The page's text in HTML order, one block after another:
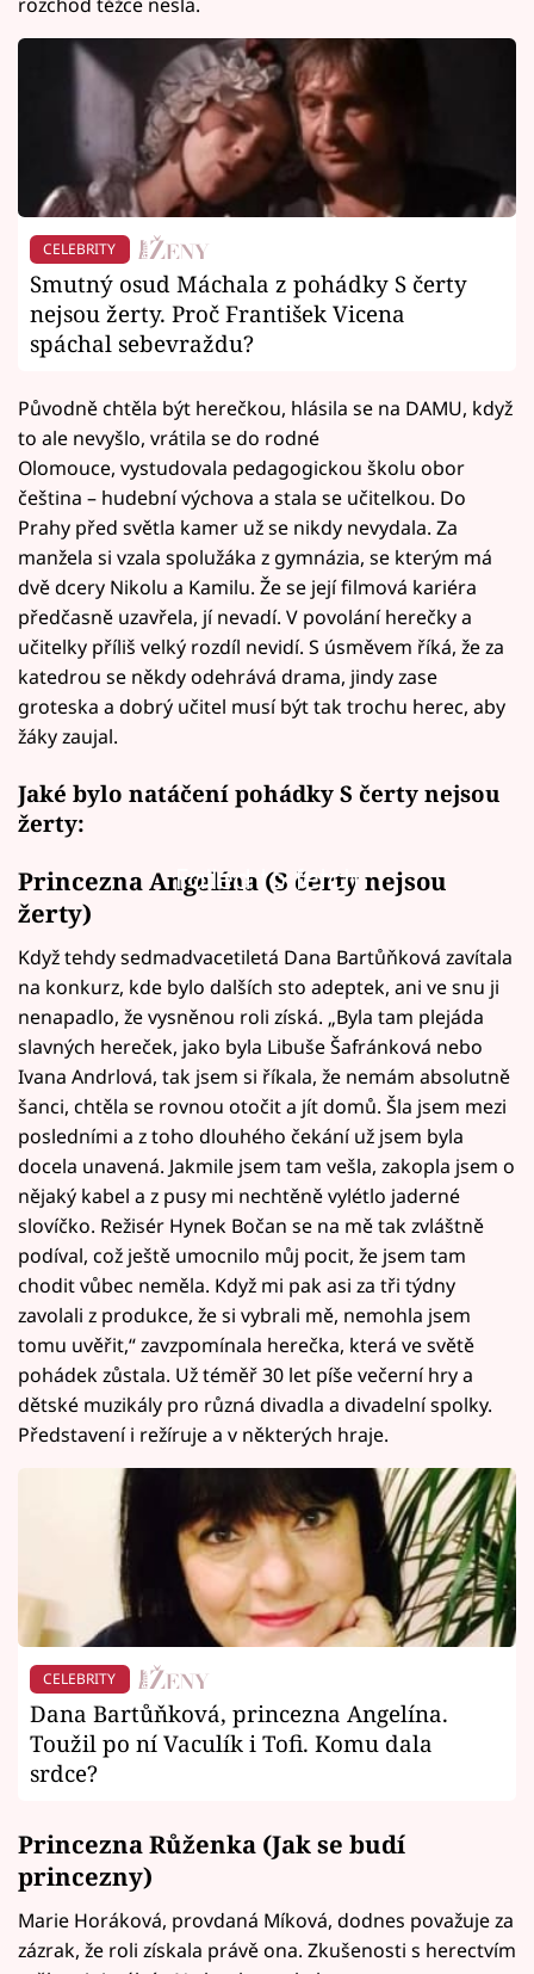
CELEBRITY
Smutný osud Máchala z pohádky S čerty
nejsou žerty. Proč František Vicena
spáchal sebevraždu?
Původně chtěla být herečkou, hlásila se na DAMU, když
to ale nevyšlo, vrátila se do rodné
Olomouce, vystudovala pedagogickou školu obor
čeština – hudební výchova a stala se učitelkou. Do
Prahy před světla kamer už se nikdy nevydala. Za
manžela si vzala spolužáka z gymnázia, se kterým má
dvě dcery Nikolu a Kamilu. Že se její filmová kariéra
předčasně uzavřela, jí nevadí. V povolání herečky a
učitelky příliš velký rozdíl nevidí. S úsměvem říká, že za
katedrou se někdy odehrává drama, jindy zase
groteska a dobrý učitel musí být tak trochu herec, aby
žáky zaujal.
Jaké bylo natáčení pohádky S čerty nejsou
žerty:
Failed to fetch
Princezna Angelína (S čerty nejsou
žerty)
Když tehdy sedmadvacetiletá Dana Bartůňková zavítala
na konkurz, kde bylo dalších sto adeptek, ani ve snu ji
nenapadlo, že vysněnou roli získá. „Byla tam plejáda
slavných hereček, jako byla Libuše Šafránková nebo
Ivana Andrlová, tak jsem si říkala, že nemám absolutně
šanci, chtěla se rovnou otočit a jít domů. Šla jsem mezi
posledními a z toho dlouhého čekání už jsem byla
docela unavená. Jakmile jsem tam vešla, zakopla jsem o
nějaký kabel a z pusy mi nechtěně vylétlo jaderné
slovíčko. Režisér Hynek Bočan se na mě tak zvláštně
podíval, což ještě umocnilo můj pocit, že jsem tam
chodit vůbec neměla. Když mi pak asi za tři týdny
zavolali z produkce, že si vybrali mě, nemohla jsem
tomu uvěřit,“ zavzpomínala herečka, která ve světě
pohádek zůstala. Už téměř 30 let píše večerní hry a
dětské muzikály pro různá divadla a divadelní spolky.
Představení i režíruje a v některých hraje.
CELEBRITY
Dana Bartůňková, princezna Angelína.
Toužil po ní Vaculík i Tofi. Komu dala
srdce?
Princezna Růženka (Jak se budí
princezny)
Marie Horáková, provdaná Míková, dodnes považuje za
zázrak, že roli získala právě ona. Zkušenosti s herectvím